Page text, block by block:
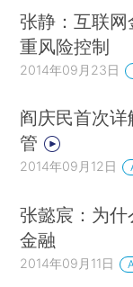
张静：互联
重风险控制
2014年09月23日
阎庆民首次
管
2014年09月12日
张懿宸：为
金融
2014年09月11日